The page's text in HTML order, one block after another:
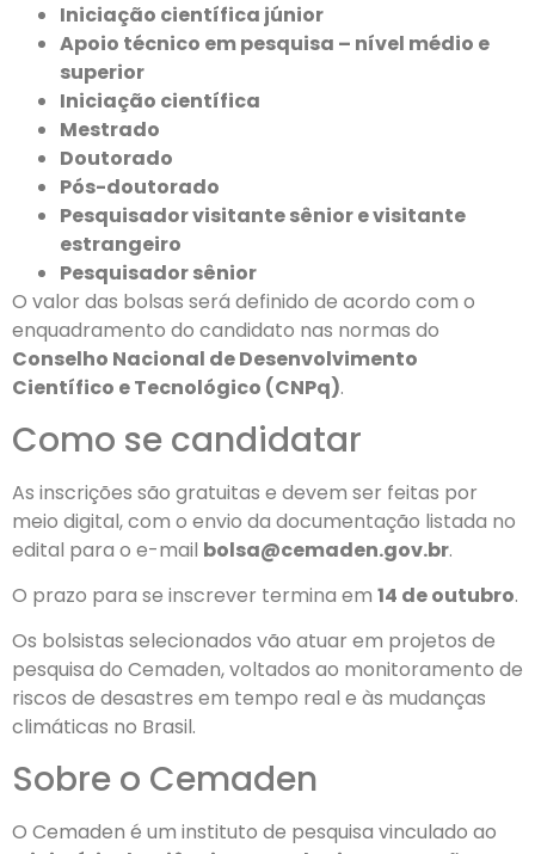
Iniciação científica júnior
Apoio técnico em pesquisa – nível médio e
superior
Iniciação científica
Mestrado
Doutorado
Pós-doutorado
Pesquisador visitante sênior e visitante
estrangeiro
Pesquisador sênior
O valor das bolsas será definido de acordo com o
enquadramento do candidato nas normas do
Conselho Nacional de Desenvolvimento
Científico e Tecnológico (CNPq).
Como se candidatar
As inscrições são gratuitas e devem ser feitas por
meio digital, com o envio da documentação listada no
edital para o e-mail bolsa@cemaden.gov.br.
O prazo para se inscrever termina em 14 de outubro.
Os bolsistas selecionados vão atuar em projetos de
pesquisa do Cemaden, voltados ao monitoramento de
riscos de desastres em tempo real e às mudanças
climáticas no Brasil.
Sobre o Cemaden
O Cemaden é um instituto de pesquisa vinculado ao